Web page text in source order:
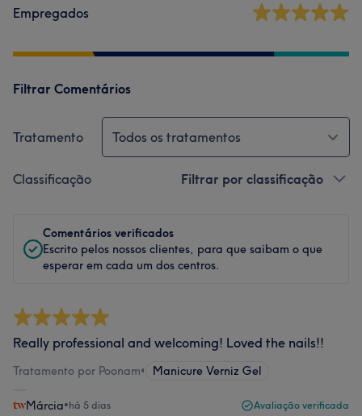
Empregados
Filtrar Comentários
Tratamento Todos os tratamentos
Classificação Filtrar por classificação
Comentários verificados
Escrito pelos nossos clientes, para que saibam o que
esperar em cada um dos centros.
Really professional and welcoming! Loved the nails!!
Tratamento por Poonam• Manicure Verniz Gel
Márcia•há 5 dias Avaliação verificada